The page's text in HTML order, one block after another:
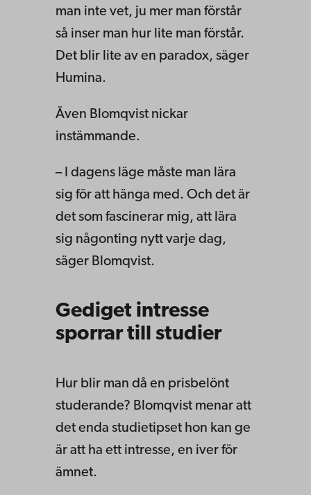
man inte vet, ju mer man förstår
så inser man hur lite man förstår.
Det blir lite av en paradox, säger
Humina.
Även Blomqvist nickar
instämmande.
– I dagens läge måste man lära
sig för att hänga med. Och det är
det som fascinerar mig, att lära
sig någonting nytt varje dag,
säger Blomqvist.
Gediget intresse
sporrar till studier
Hur blir man då en prisbelönt
studerande? Blomqvist menar att
det enda studietipset hon kan ge
är att ha ett intresse, en iver för
ämnet.